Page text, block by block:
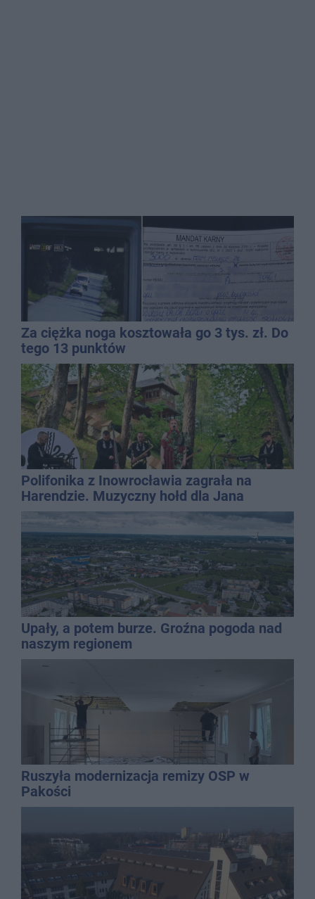
Za ciężka noga kosztowała go 3 tys. zł. Do
tego 13 punktów
Polifonika z Inowrocławia zagrała na
Harendzie. Muzyczny hołd dla Jana
Kasprowicza
Upały, a potem burze. Groźna pogoda nad
naszym regionem
Ruszyła modernizacja remizy OSP w
Pakości